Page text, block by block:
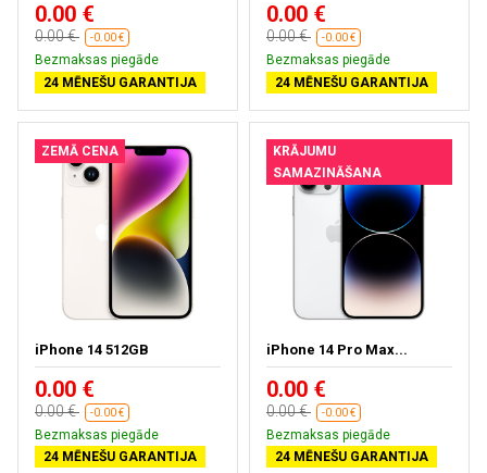
0.00 €
0.00 € -0.00 €
Bezmaksas piegāde
24 MĒNEŠU GARANTIJA
0.00 €
0.00 € -0.00 €
Bezmaksas piegāde
24 MĒNEŠU GARANTIJA
ZEMĀ CENA
iPhone 14 512GB
0.00 €
0.00 € -0.00 €
Bezmaksas piegāde
24 MĒNEŠU GARANTIJA
KRĀJUMU
SAMAZINĀŠANA
iPhone 14 Pro Max...
0.00 €
0.00 € -0.00 €
Bezmaksas piegāde
24 MĒNEŠU GARANTIJA